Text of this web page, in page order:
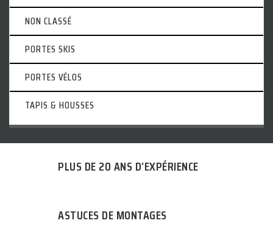
NON CLASSÉ
PORTES SKIS
PORTES VÉLOS
TAPIS & HOUSSES
PLUS DE 20 ANS D’EXPÉRIENCE
ASTUCES DE MONTAGES